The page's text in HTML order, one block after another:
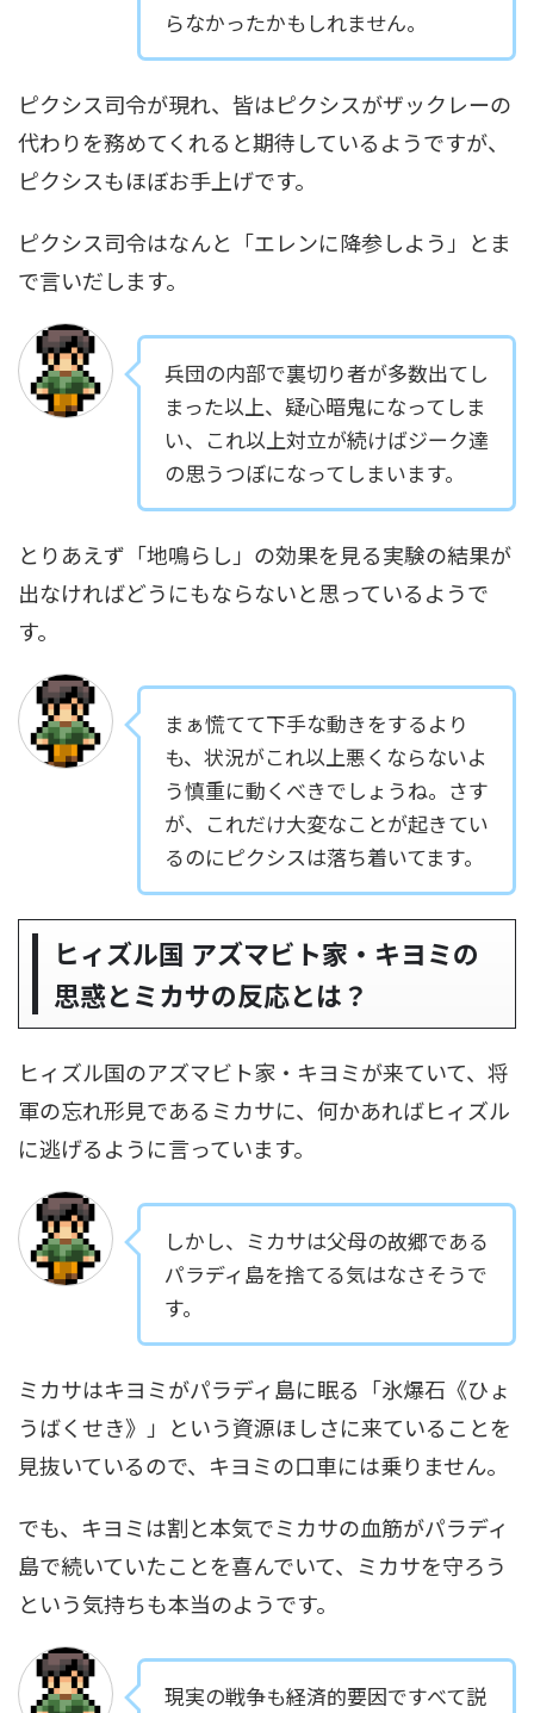
らなかったかもしれません。
ピクシス司令が現れ、皆はピクシスがザックレーの
代わりを務めてくれると期待しているようですが、
ピクシスもほぼお手上げです。
ピクシス司令はなんと「エレンに降参しよう」とま
で言いだします。
兵団の内部で裏切り者が多数出てし
まった以上、疑心暗鬼になってしま
い、これ以上対立が続けばジーク達
の思うつぼになってしまいます。
とりあえず「地鳴らし」の効果を見る実験の結果が
出なければどうにもならないと思っているようで
す。
まぁ慌てて下手な動きをするより
も、状況がこれ以上悪くならないよ
う慎重に動くべきでしょうね。さす
が、これだけ大変なことが起きてい
るのにピクシスは落ち着いてます。
ヒィズル国 アズマビト家・キヨミの
思惑とミカサの反応とは？
ヒィズル国のアズマビト家・キヨミが来ていて、将
軍の忘れ形見であるミカサに、何かあればヒィズル
に逃げるように言っています。
しかし、ミカサは父母の故郷である
パラディ島を捨てる気はなさそうで
す。
ミカサはキヨミがパラディ島に眠る「氷爆石《ひょ
うばくせき》」という資源ほしさに来ていることを
見抜いているので、キヨミの口車には乗りません。
でも、キヨミは割と本気でミカサの血筋がパラディ
島で続いていたことを喜んでいて、ミカサを守ろう
という気持ちも本当のようです。
現実の戦争も経済的要因ですべて説